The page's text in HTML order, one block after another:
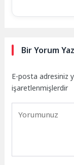
Bir Yorum
E-posta adresiniz
işaretlenmişlerdir